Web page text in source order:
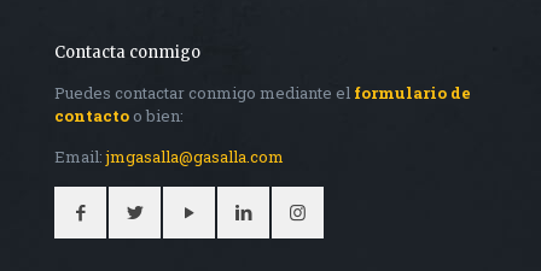
Contacta conmigo
Puedes contactar conmigo mediante el formulario de
contacto o bien:
Email:jmgasalla@gasalla.com